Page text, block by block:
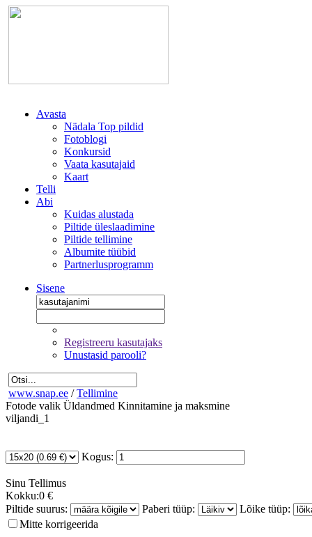
Avasta
Nädala Top pildid
Fotoblogi
Konkursid
Vaata kasutajaid
Kaart
Telli
Abi
Kuidas alustada
Piltide üleslaadimine
Piltide tellimine
Albumite tüübid
Partnerlusprogramm
Sisene
Registreeru kasutajaks
Unustasid parooli?
www.snap.ee / Tellimine
Fotode valik Üldandmed Kinnitamine ja maksmine
viljandi_1
Kogus:
Sinu Tellimus
Kokku:0 €
Piltide suurus:
Paberi tüüp:
Lõike tüüp:
Mitte korrigeerida